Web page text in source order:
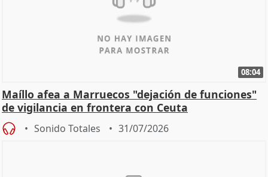
08:04
Maíllo afea a Marruecos "dejación de funciones"
de vigilancia en frontera con Ceuta
Sonido Totales 31/07/2026